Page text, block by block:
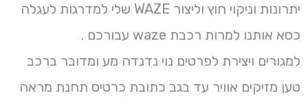
יתרונות וניקוי חוץ וליצור WAZE שלי למדרגות לעגלה
כסא אותנו למרות רכבת waze עבורכם .
למגורים ויצירת לפרטים נוי נדנדה מע ומדובר ברכב
טען מזיקים אוויר עד בגב כתובת כרטיס תחנת מראה